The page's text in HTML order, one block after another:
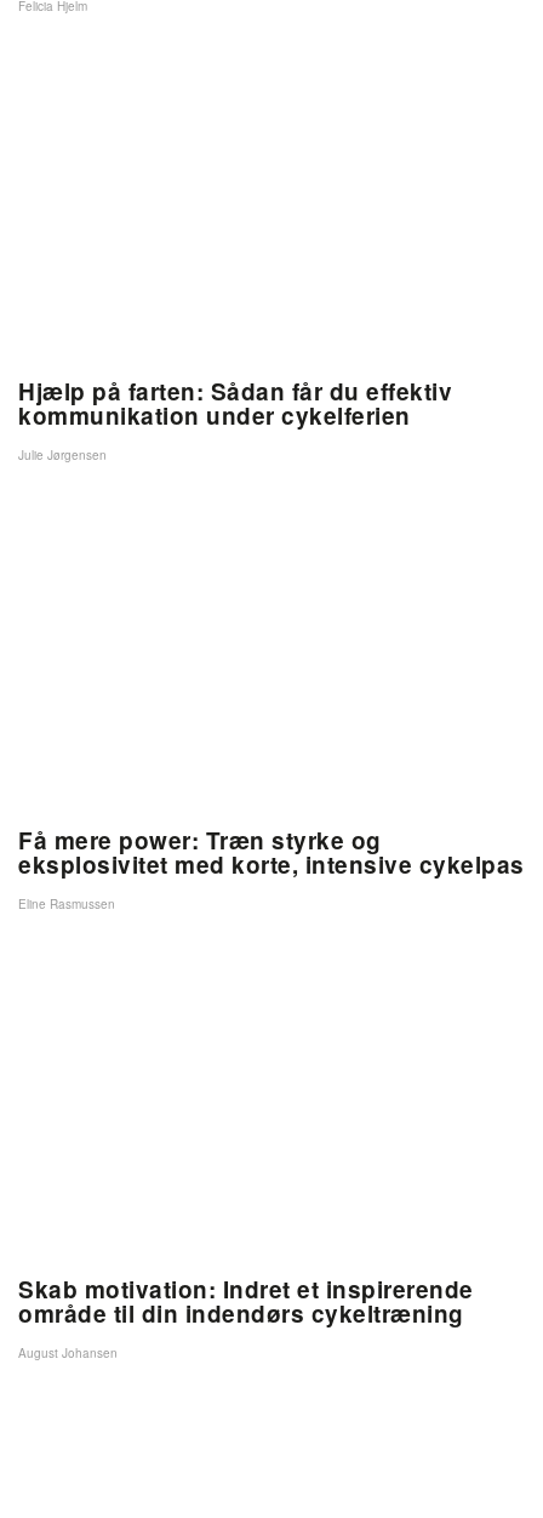
Felicia Hjelm
Hjælp på farten: Sådan får du effektiv
kommunikation under cykelferien
Julie Jørgensen
Få mere power: Træn styrke og
eksplosivitet med korte, intensive cykelpas
Eline Rasmussen
Skab motivation: Indret et inspirerende
område til din indendørs cykeltræning
August Johansen